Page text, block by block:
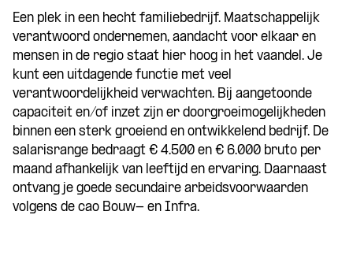
Een plek in een hecht familiebedrijf. Maatschappelijk
verantwoord ondernemen, aandacht voor elkaar en
mensen in de regio staat hier hoog in het vaandel. Je
kunt een uitdagende functie met veel
verantwoordelijkheid verwachten. Bij aangetoonde
capaciteit en/of inzet zijn er doorgroeimogelijkheden
binnen een sterk groeiend en ontwikkelend bedrijf. De
salarisrange bedraagt € 4.500 en € 6.000 bruto per
maand afhankelijk van leeftijd en ervaring. Daarnaast
ontvang je goede secundaire arbeidsvoorwaarden
volgens de cao Bouw- en Infra.